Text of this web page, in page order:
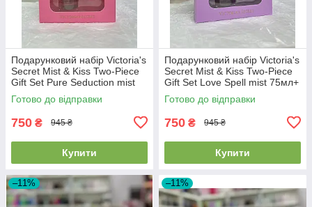
Подарунковий набір Victoria's
Secret Mist & Kiss Two-Piece
Gift Set Pure Seduction mist
75мл+ lip oil 3.2г
Готово до відправки
750 ₴ 945 ₴
Купити
Подарунковий набір Victoria's
Secret Mist & Kiss Two-Piece
Gift Set Love Spell mist 75мл+
lip oil 3.2г
Готово до відправки
750 ₴ 945 ₴
Купити
–11% –11%